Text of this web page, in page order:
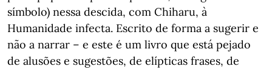
símbolo) nessa descida, com Chiharu, à
Humanidade infecta. Escrito de forma a sugerir e
não a narrar – e este é um livro que está pejado
de alusões e sugestões, de elípticas frases, de